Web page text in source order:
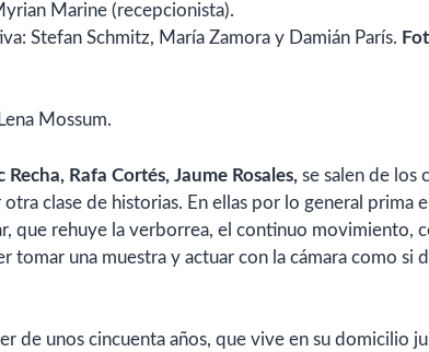
Marine (recepcionista).
Stefan Schmitz, María Zamora y Damián París.
Mossum.
Recha, Rafa Cortés, Jaume Rosales, se salen de los
clase de historias. En ellas por lo general prima
que rehuye la verborrea, el continuo movimiento,
una muestra y actuar con la cámara como si
de unos cincuenta años, que vive en su domicilio